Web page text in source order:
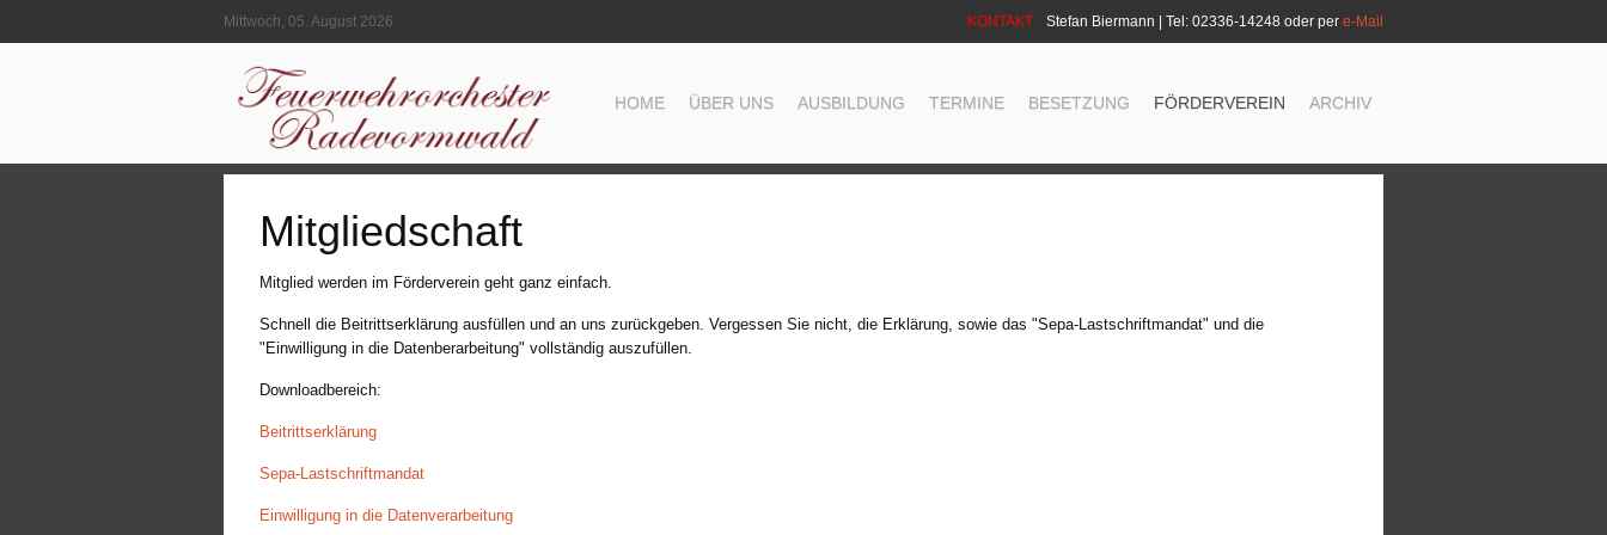
Mittwoch, 05. August 2026 KONTAKT: Stefan Biermann | Tel: 02336-14248 oder per e-Mail
HOME ÜBER UNS AUSBILDUNG TERMINE BESETZUNG FÖRDERVEREIN ARCHIV
Mitgliedschaft
Mitglied werden im Förderverein geht ganz einfach.
Schnell die Beitrittserklärung ausfüllen und an uns zurückgeben. Vergessen Sie nicht, die Erklärung, sowie das "Sepa-Lastschriftmandat" und die
"Einwilligung in die Datenberarbeitung" vollständig auszufüllen.
Downloadbereich:
Beitrittserklärung
Sepa-Lastschriftmandat
Einwilligung in die Datenverarbeitung